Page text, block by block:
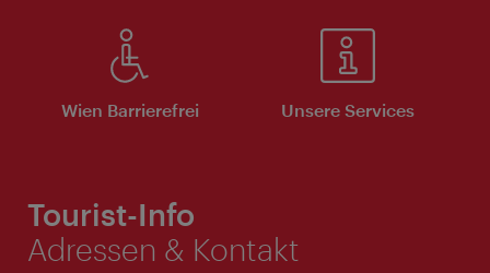
Wien Barrierefrei Unsere Services
Tourist-Info
Adressen & Kontakt